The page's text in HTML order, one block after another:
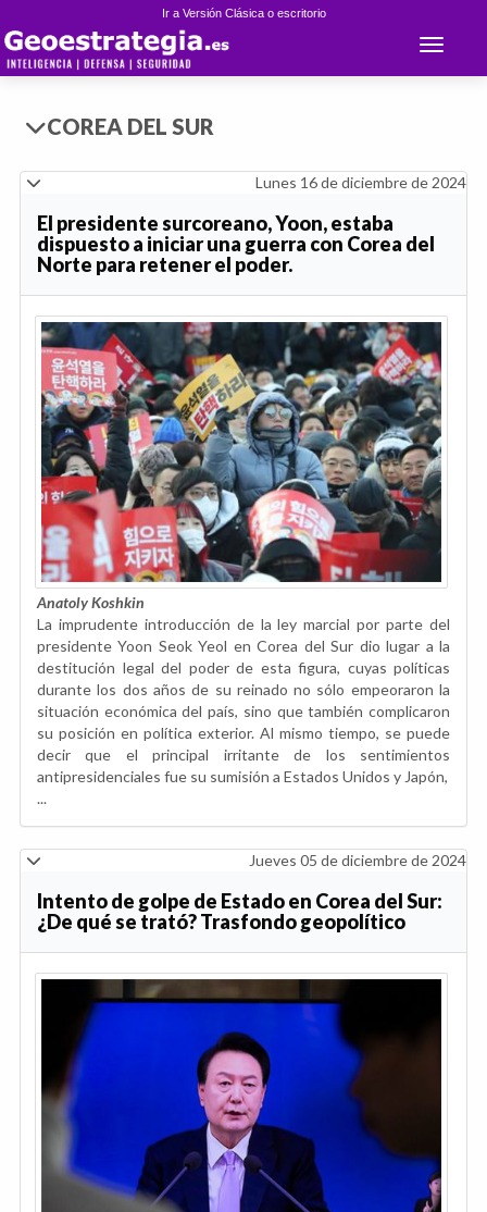
Ir a Versión Clásica o escritorio
Toggle
COREA DEL SUR
Lunes 16 de diciembre de 2024
El presidente surcoreano, Yoon, estaba
dispuesto a iniciar una guerra con Corea del
Norte para retener el poder.
Anatoly Koshkin
La imprudente introducción de la ley marcial por parte del
presidente Yoon Seok Yeol en Corea del Sur dio lugar a la
destitución legal del poder de esta figura, cuyas políticas
durante los dos años de su reinado no sólo empeoraron la
situación económica del país, sino que también complicaron
su posición en política exterior. Al mismo tiempo, se puede
decir que el principal irritante de los sentimientos
antipresidenciales fue su sumisión a Estados Unidos y Japón,
...
Jueves 05 de diciembre de 2024
Intento de golpe de Estado en Corea del Sur:
¿De qué se trató? Trasfondo geopolítico